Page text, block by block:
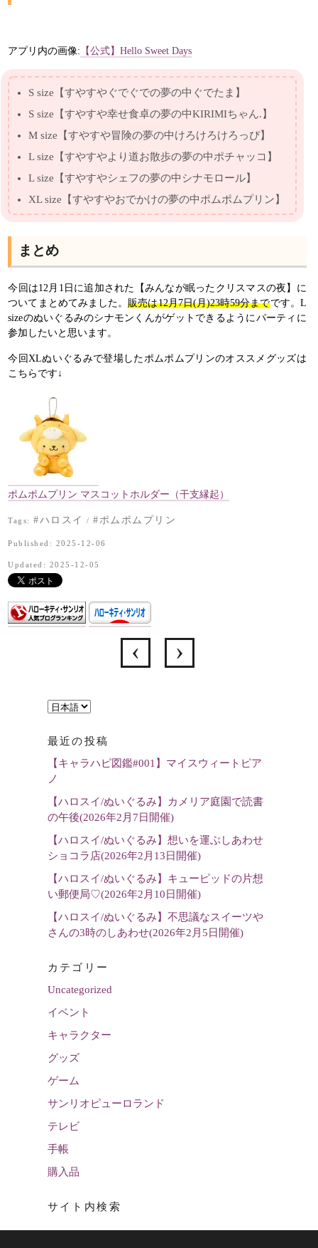
アプリ内の画像: 【公式】Hello Sweet Days
S size【すやすやぐでぐでの夢の中ぐでたま】
S size【すやすや幸せ食卓の夢の中KIRIMIちゃん.】
M size【すやすや冒険の夢の中けろけろけろっぴ】
L size【すやすやより道お散歩の夢の中ポチャッコ】
L size【すやすやシェフの夢の中シナモロール】
XL size【すやすやおでかけの夢の中ポムポムプリン】
まとめ
今回は12月1日に追加された【みんなが眠ったクリスマスの夜】に
ついてまとめてみました。販売は12月7日(月)23時59分までです。L
sizeのぬいぐるみのシナモンくんがゲットできるようにパーティに
参加したいと思います。
今回XLぬいぐるみで登場したポムポムプリンのオススメグッズは
こちらです↓
ポムポムプリン マスコットホルダー（干支縁起）
Tags:#ハロスイ /#ポムポムプリン
Published: 2025-12-06
Updated: 2025-12-05
言
を
選
最近の投稿
【キャラハピ図鑑#001】マイスウィートピア
ノ
【ハロスイ/ぬいぐるみ】カメリア庭園で読書
の午後(2026年2月7日開催)
【ハロスイ/ぬいぐるみ】想いを運ぶしあわせ
ショコラ店(2026年2月13日開催)
【ハロスイ/ぬいぐるみ】キューピッドの片想
い郵便局♡(2026年2月10日開催)
【ハロスイ/ぬいぐるみ】不思議なスイーツや
さんの3時のしあわせ(2026年2月5日開催)
カテゴリー
Uncategorized
イベント
キャラクター
グッズ
ゲーム
サンリオピューロランド
テレビ
手帳
購入品
サイト内検索